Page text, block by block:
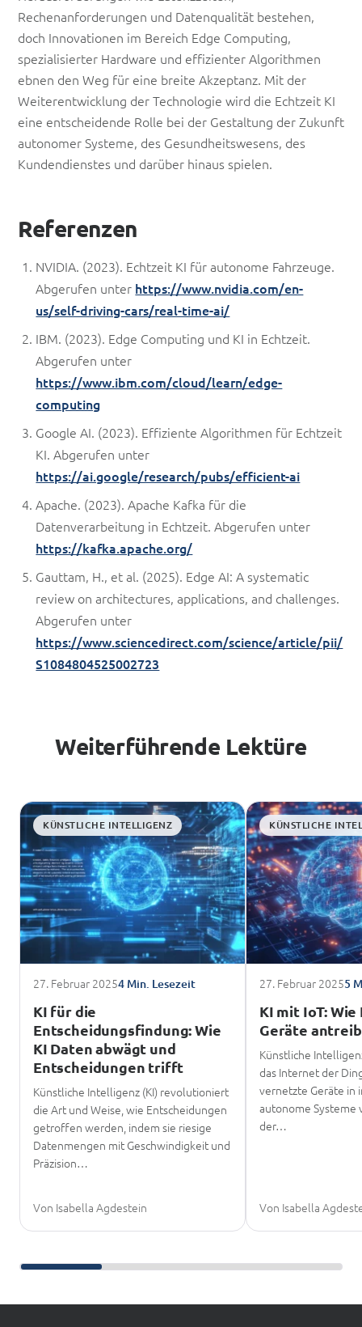
Rechenanforderungen und Datenqualität bestehen,
doch Innovationen im Bereich Edge Computing,
spezialisierter Hardware und effizienter Algorithmen
ebnen den Weg für eine breite Akzeptanz. Mit der
Weiterentwicklung der Technologie wird die Echtzeit KI
eine entscheidende Rolle bei der Gestaltung der Zukunft
autonomer Systeme, des Gesundheitswesens, des
Kundendienstes und darüber hinaus spielen.
Referenzen
NVIDIA. (2023). Echtzeit KI für autonome Fahrzeuge.
Abgerufen unter https://www.nvidia.com/en-
us/self-driving-cars/real-time-ai/
IBM. (2023). Edge Computing und KI in Echtzeit.
Abgerufen unter
https://www.ibm.com/cloud/learn/edge-
computing
Google AI. (2023). Effiziente Algorithmen für Echtzeit
KI. Abgerufen unter
https://ai.google/research/pubs/efficient-ai
Apache. (2023). Apache Kafka für die
Datenverarbeitung in Echtzeit. Abgerufen unter
https://kafka.apache.org/
Gauttam, H., et al. (2025). Edge AI: A systematic
review on architectures, applications, and challenges.
Abgerufen unter
https://www.sciencedirect.com/science/article/pii/
S1084804525002723
Weiterführende Lektüre
KÜNSTLICHE INTELLIGENZ
27. Februar 20254 Min. Lesezeit
KI für die
Entscheidungsfindung: Wie
KI Daten abwägt und
Entscheidungen trifft
Künstliche Intelligenz (KI) revolutioniert
die Art und Weise, wie Entscheidungen
getroffen werden, indem sie riesige
Datenmengen mit Geschwindigkeit und
Präzision…
Von Isabella Agdestein
KÜNSTLICHE
27. Februar 20255
KI mit IoT:
Geräte
Künstliche
das Internet der
vernetzte Geräte in
autonome Systeme
der…
Von Isabella
Weiter scrollen zum Weiterlesen